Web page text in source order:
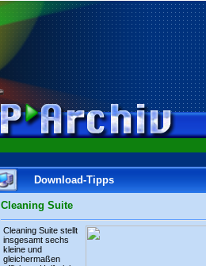
Download-Tipps
Cleaning Suite
Cleaning Suite stellt
insgesamt sechs
kleine und
gleichermaßen